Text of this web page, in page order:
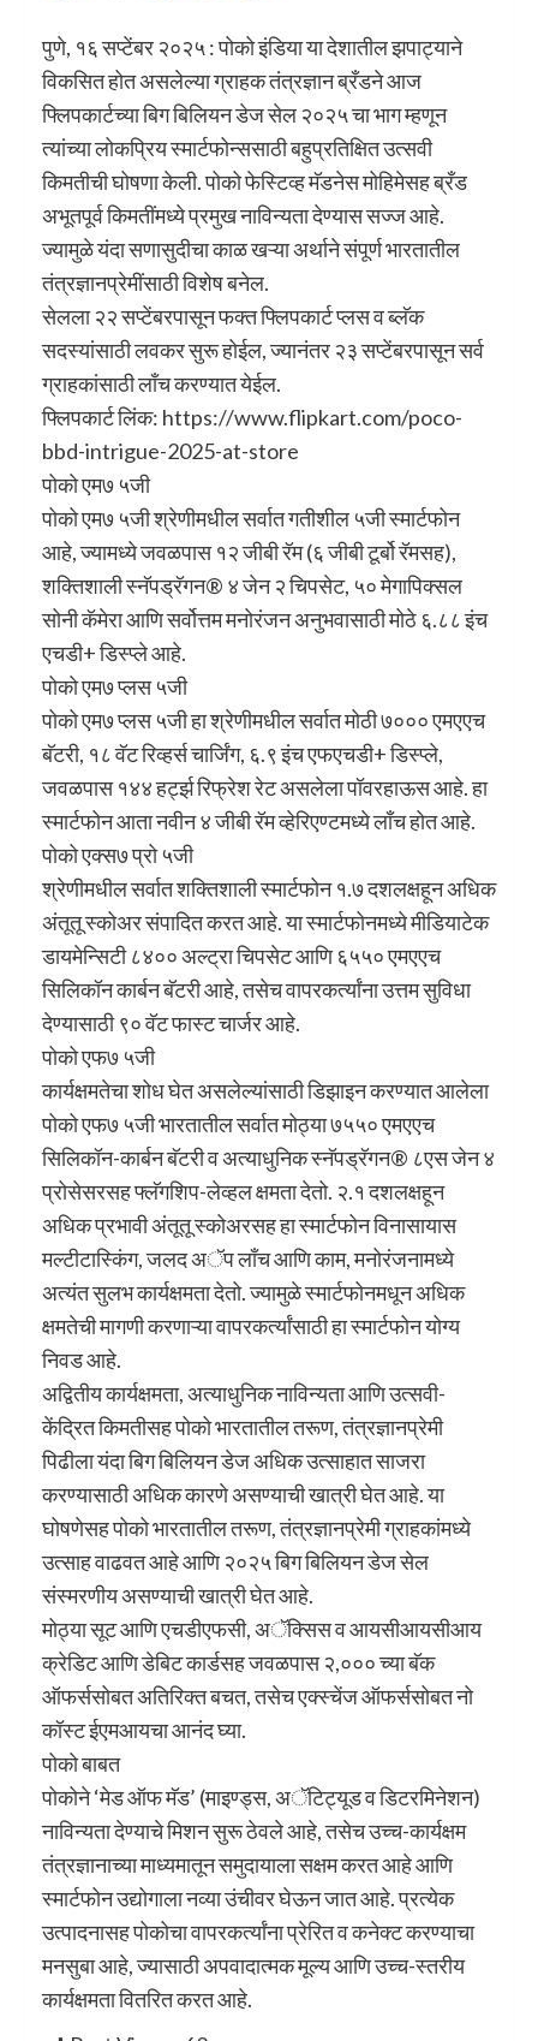
पुणे, १६ सप्‍टेंबर २०२५ : पोको इंडिया या देशातील झपाट्याने
विकसित होत असलेल्‍या ग्राहक तंत्रज्ञान ब्रँडने आज
फ्लिपकार्टच्‍या बिग बिलियन डेज सेल २०२५ चा भाग म्‍हणून
त्‍यांच्‍या लोकप्रिय स्‍मार्टफोन्‍ससाठी बहुप्रतिक्षित उत्‍सवी
किमतीची घोषणा केली. पोको फेस्टिव्‍ह मॅडनेस मोहिमेसह ब्रँड
अभूतपूर्व किमतींमध्‍ये प्रमुख नाविन्‍यता देण्‍यास सज्‍ज आहे.
ज्‍यामुळे यंदा सणासुदीचा काळ खऱ्या अर्थाने संपूर्ण भारतातील
तंत्रज्ञानप्रेमींसाठी विशेष बनेल.
सेलला २२ सप्‍टेंबरपासून फक्‍त फ्लिपकार्ट प्‍लस व ब्‍लॅक
सदस्‍यांसाठी लवकर सुरू होईल, ज्‍यानंतर २३ सप्‍टेंबरपासून सर्व
ग्राहकांसाठी लाँच करण्‍यात येईल.
फ्लिपकार्ट लिंक: https://www.flipkart.com/poco-
bbd-intrigue-2025-at-store
पोको एम७ ५जी
पोको एम७ ५जी श्रेणीमधील सर्वात गतीशील ५जी स्‍मार्टफोन
आहे, ज्‍यामध्‍ये जवळपास १२ जीबी रॅम (६ जीबी टूर्बो रॅमसह),
शक्तिशाली स्‍नॅपड्रॅगन® ४ जेन २ चिपसेट, ५० मेगापिक्‍सल
सोनी कॅमेरा आणि सर्वोत्तम मनोरंजन अनुभवासाठी मोठे ६.८८ इंच
एचडी+ डिस्‍प्‍ले आहे.
पोको एम७ प्‍लस ५जी
पोको एम७ प्‍लस ५जी हा श्रेणीमधील सर्वात मोठी ७००० एमएएच
बॅटरी, १८ वॅट रिव्‍हर्स चार्जिंग, ६.९ इंच एफएचडी+ डिस्‍प्‍ले,
जवळपास १४४ हर्ट्झ रिफ्रेश रेट असलेला पॉवरहाऊस आहे. हा
स्‍मार्टफोन आता नवीन ४ जीबी रॅम व्‍हेरिएण्टमध्‍ये लाँच होत आहे.
पोको एक्‍स७ प्रो ५जी
श्रेणीमधील सर्वात शक्तिशाली स्‍मार्टफोन १.७ दशलक्षहून अधिक
अंतूतू स्‍कोअर संपादित करत आहे. या स्‍मार्टफोनमध्‍ये मीडियाटेक
डायमेन्सिटी ८४०० अल्‍ट्रा चिपसेट आणि ६५५० एमएएच
सिलिकॉन कार्बन बॅटरी आहे, तसेच वापरकर्त्‍यांना उत्तम सुविधा
देण्‍यासाठी ९० वॅट फास्‍ट चार्जर आहे.
पोको एफ७ ५जी
कार्यक्षमतेचा शोध घेत असलेल्‍यांसाठी डिझाइन करण्‍यात आलेला
पोको एफ७ ५जी भारतातील सर्वात मोठ्या ७५५० एमएएच
सिलिकॉन-कार्बन बॅटरी व अत्‍याधुनिक स्‍नॅपड्रॅगन® ८एस जेन ४
प्रोसेसरसह फ्लॅगशिप-लेव्‍हल क्षमता देतो. २.१ दशलक्षहून
अधिक प्रभावी अंतूतू स्‍कोअरसह हा स्‍मार्टफोन विनासायास
मल्‍टीटास्किंग, जलद अॅप लाँच आणि काम, मनोरंजनामध्‍ये
अत्‍यंत सुलभ कार्यक्षमता देतो. ज्‍यामुळे स्‍मार्टफोनमधून अधिक
क्षमतेची मागणी करणाऱ्या वापरकर्त्‍यांसाठी हा स्‍मार्टफोन योग्‍य
निवड आहे.
अद्वितीय कार्यक्षमता, अत्‍याधुनिक नाविन्‍यता आणि उत्‍सवी-
केंद्रित किमतीसह पोको भारतातील तरूण, तंत्रज्ञानप्रेमी
पिढीला यंदा बिग बिलियन डेज अधिक उत्‍साहात साजरा
करण्‍यासाठी अधिक कारणे असण्‍याची खात्री घेत आहे. या
घोषणेसह पोको भारतातील तरूण, तंत्रज्ञानप्रेमी ग्राहकांमध्‍ये
उत्‍साह वाढवत आहे आणि २०२५ बिग बिलियन डेज सेल
संस्‍मरणीय असण्‍याची खात्री घेत आहे.
मोठ्या सूट आणि एचडीएफसी, अॅक्सिस व आयसीआयसीआय
क्रेडिट आणि डेबिट कार्डसह जवळपास २,००० च्‍या बॅक
ऑफर्ससोबत अतिरिक्‍त बचत, तसेच एक्‍स्‍चेंज ऑफर्ससोबत नो
कॉस्‍ट ईएमआयचा आनंद घ्‍या.
पोको बाबत
पोकोने ‘मेड ऑफ मॅड’ (माइण्‍ड्स, अॅटिट्यूड व डिटरमिनेशन)
नाविन्‍यता देण्‍याचे मिशन सुरू ठेवले आहे, तसेच उच्‍च-कार्यक्षम
तंत्रज्ञानाच्‍या माध्‍यमातून समुदायाला सक्षम करत आहे आणि
स्‍मार्टफोन उद्योगाला नव्‍या उंचीवर घेऊन जात आहे. प्रत्‍येक
उत्‍पादनासह पोकोचा वापरकर्त्‍यांना प्रेरित व कनेक्‍ट करण्‍याचा
मनसुबा आहे, ज्‍यासाठी अपवादात्‍मक मूल्‍य आणि उच्‍च-स्‍तरीय
कार्यक्षमता वितरित करत आहे.